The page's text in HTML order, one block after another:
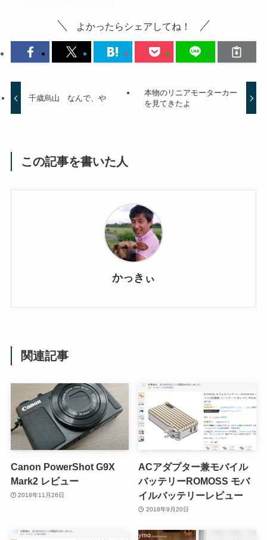
よかったらシェアしてね！
千歳烏山 なんで、や
本物のリニアモーターカー
を見てきたよ
この記事を書いた人
かっきぃ
関連記事
Canon PowerShot G9X
Mark2 レビュー
2018年11月26日
ACアダプター兼モバイル
バッテリーROMOSS モバ
イルバッテリーレビュー
2018年9月20日